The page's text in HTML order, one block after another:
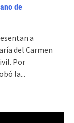
de
a
del Carmen
Por
la...